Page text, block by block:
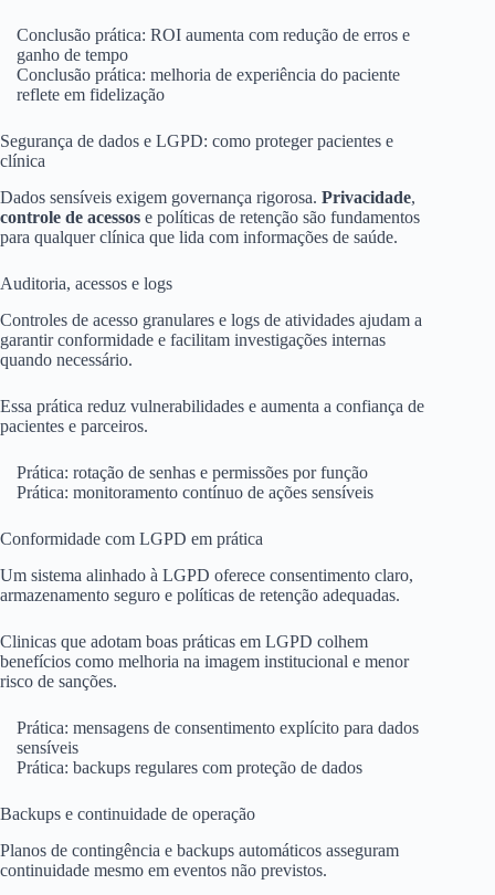
Conclusão prática: ROI aumenta com redução de erros e
ganho de tempo
Conclusão prática: melhoria de experiência do paciente
reflete em fidelização
Segurança de dados e LGPD: como proteger pacientes e
clínica
Dados sensíveis exigem governança rigorosa. Privacidade,
controle de acessos e políticas de retenção são fundamentos
para qualquer clínica que lida com informações de saúde.
Auditoria, acessos e logs
Controles de acesso granulares e logs de atividades ajudam a
garantir conformidade e facilitam investigações internas
quando necessário.
Essa prática reduz vulnerabilidades e aumenta a confiança de
pacientes e parceiros.
Prática: rotação de senhas e permissões por função
Prática: monitoramento contínuo de ações sensíveis
Conformidade com LGPD em prática
Um sistema alinhado à LGPD oferece consentimento claro,
armazenamento seguro e políticas de retenção adequadas.
Clinicas que adotam boas práticas em LGPD colhem
benefícios como melhoria na imagem institucional e menor
risco de sanções.
Prática: mensagens de consentimento explícito para dados
sensíveis
Prática: backups regulares com proteção de dados
Backups e continuidade de operação
Planos de contingência e backups automáticos asseguram
continuidade mesmo em eventos não previstos.